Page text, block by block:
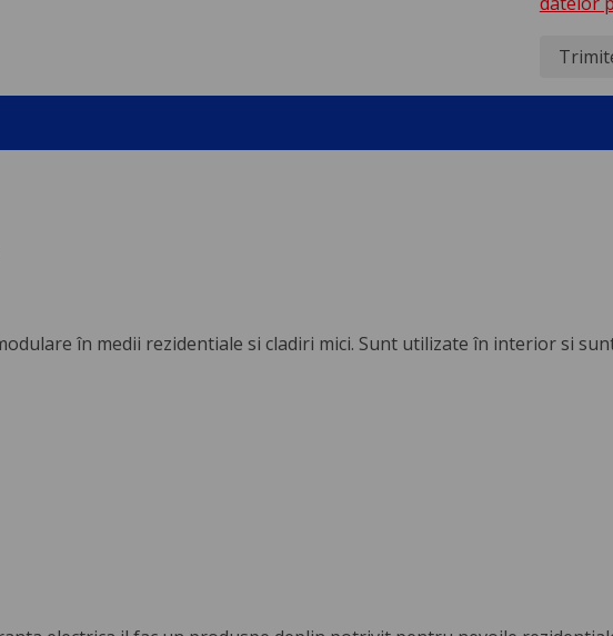
în medii rezidentiale si cladiri mici. Sunt utilizate în interior si